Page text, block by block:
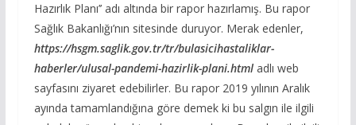
Hazırlık Planı’’ adı altında bir rapor hazırlamış. Bu rapor
Sağlık Bakanlığı’nın sitesinde duruyor. Merak edenler,
https://hsgm.saglik.gov.tr/tr/bulasicihastaliklar-
haberler/ulusal-pandemi-hazirlik-plani.htmladlı web
sayfasını ziyaret edebilirler. Bu rapor 2019 yılının Aralık
ayında tamamlandığına göre demek ki bu salgın ile ilgili